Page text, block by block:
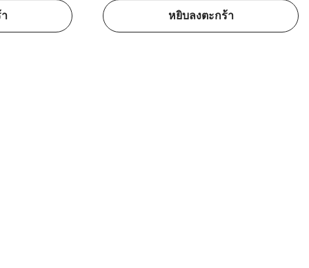
หยิบลงตะกร้า